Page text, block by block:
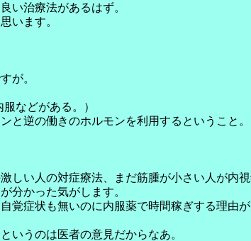
い治療法があるはず。
います。
が。
などがある。）
と逆の働きのホルモンを利用するということ。
しい人の対症療法、まだ筋腫が小さい人が内
分かった気がします。
覚症状も無いのに内服薬で時間稼ぎする理由が
いうのは医者の意見だからなあ。